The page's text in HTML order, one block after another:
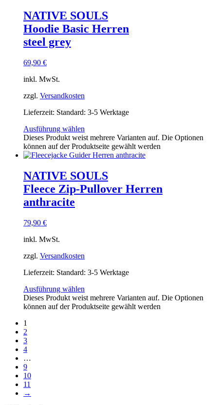
NATIVE SOULS
Hoodie Basic Herren
steel grey
69,90 €
inkl. MwSt.
zzgl. Versandkosten
Lieferzeit: Standard: 3-5 Werktage
Ausführung wählen
Dieses Produkt weist mehrere Varianten auf. Die Optionen
können auf der Produktseite gewählt werden
NATIVE SOULS
Fleece Zip-Pullover Herren
anthracite
79,90 €
inkl. MwSt.
zzgl. Versandkosten
Lieferzeit: Standard: 3-5 Werktage
Ausführung wählen
Dieses Produkt weist mehrere Varianten auf. Die Optionen
können auf der Produktseite gewählt werden
1
2
3
4
…
9
10
11
→